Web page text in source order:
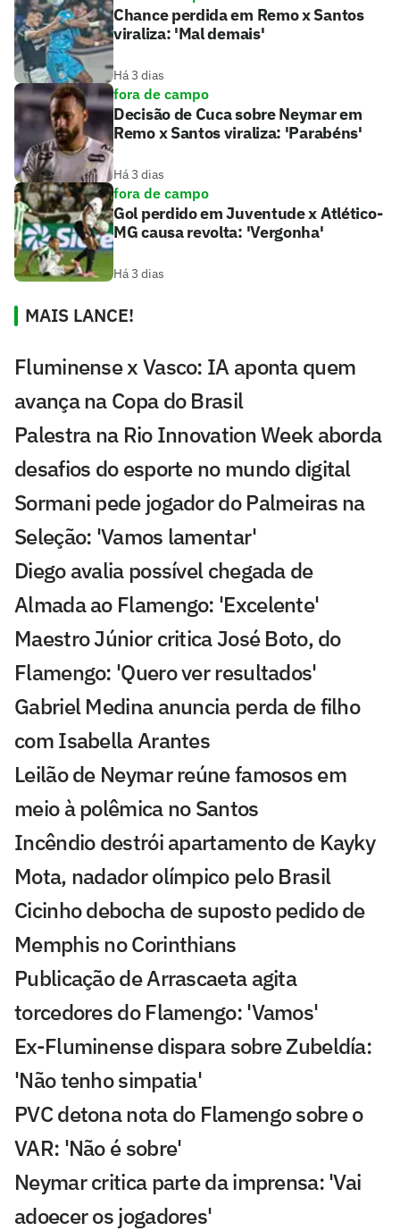
Chance perdida em Remo x Santos
viraliza: 'Mal demais'
Há 3 dias
fora de campo
Decisão de Cuca sobre Neymar em
Remo x Santos viraliza: 'Parabéns'
Há 3 dias
fora de campo
Gol perdido em Juventude x Atlético-
MG causa revolta: 'Vergonha'
Há 3 dias
MAIS LANCE!
Fluminense x Vasco: IA aponta quem
avança na Copa do Brasil
Palestra na Rio Innovation Week aborda
desafios do esporte no mundo digital
Sormani pede jogador do Palmeiras na
Seleção: 'Vamos lamentar'
Diego avalia possível chegada de
Almada ao Flamengo: 'Excelente'
Maestro Júnior critica José Boto, do
Flamengo: 'Quero ver resultados'
Gabriel Medina anuncia perda de filho
com Isabella Arantes
Leilão de Neymar reúne famosos em
meio à polêmica no Santos
Incêndio destrói apartamento de Kayky
Mota, nadador olímpico pelo Brasil
Cicinho debocha de suposto pedido de
Memphis no Corinthians
Publicação de Arrascaeta agita
torcedores do Flamengo: 'Vamos'
Ex-Fluminense dispara sobre Zubeldía:
'Não tenho simpatia'
PVC detona nota do Flamengo sobre o
VAR: 'Não é sobre'
Neymar critica parte da imprensa: 'Vai
adoecer os jogadores'